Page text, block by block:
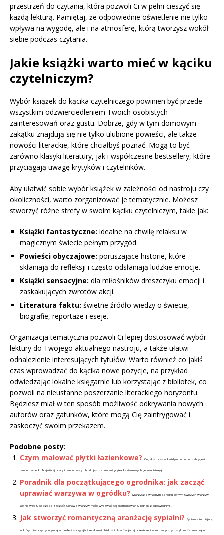
przestrzeń do czytania, która pozwoli Ci w pełni cieszyć się
każdą lekturą. Pamiętaj, że odpowiednie oświetlenie nie tylko
wpływa na wygodę, ale i na atmosferę, którą tworzysz wokół
siebie podczas czytania.
Jakie książki warto mieć w kąciku
czytelniczym?
Wybór książek do kącika czytelniczego powinien być przede
wszystkim odzwierciedleniem Twoich osobistych
zainteresowań oraz gustu. Dobrze, gdy w tym domowym
zakątku znajdują się nie tylko ulubione powieści, ale także
nowości literackie, które chciałbyś poznać. Mogą to być
zarówno klasyki literatury, jak i współczesne bestsellery, które
przyciągają uwagę krytyków i czytelników.
Aby ułatwić sobie wybór książek w zależności od nastroju czy
okoliczności, warto zorganizować je tematycznie. Możesz
stworzyć różne strefy w swoim kąciku czytelniczym, takie jak:
Książki fantastyczne: idealne na chwilę relaksu w
magicznym świecie pełnym przygód.
Powieści obyczajowe: poruszające historie, które
skłaniają do refleksji i często odsłaniają ludzkie emocje.
Książki sensacyjne: dla miłośników dreszczyku emocji i
zaskakujących zwrotów akcji.
Literatura faktu: świetne źródło wiedzy o świecie,
biografie, reportaże i eseje.
Organizacja tematyczna pozwoli Ci lepiej dostosować wybór
lektury do Twojego aktualnego nastroju, a także ułatwi
odnalezienie interesujących tytułów. Warto również co jakiś
czas wprowadzać do kącika nowe pozycje, na przykład
odwiedzając lokalne księgarnie lub korzystając z bibliotek, co
pozwoli na nieustanne poszerzanie literackiego horyzontu.
Będziesz miał w ten sposób możliwość odkrywania nowych
autorów oraz gatunków, które mogą Cię zaintrygować i
zaskoczyć swoim przekazem.
Podobne posty:
Czym malować płytki łazienkowe?
Co jakiś czas w każdym domu potrzebny jest
remont łazienki. Najwięcej pracy i remontowego brudu jest ze zmianą płytek łazienkowych. Jednak istnieją...
Poradnik dla początkującego ogrodnika: jak zacząć
uprawiać warzywa w ogródku?
Marzysz o własnym ogródku pełnym świeżych warzyw,
ale nie wiesz, od czego zacząć? Uprawa warzyw może wydawać się skomplikowana, jednak z odpowiednimi...
Jak stworzyć romantyczną aranżację sypialni? Sypialnia to miejsce,
w którym tworzymy intymną atmosferę sprzyjającą relaksowi i bliskości. Aranżacja tej przestrzeni w romantycznym stylu może znacząco